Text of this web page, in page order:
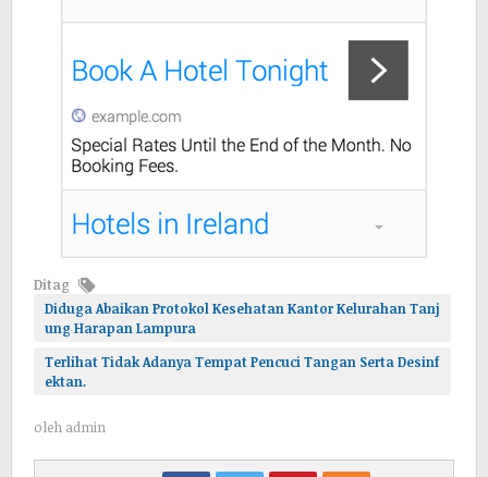
Ditag
Diduga Abaikan Protokol Kesehatan Kantor Kelurahan Tanj
ung Harapan Lampura
Terlihat Tidak Adanya Tempat Pencuci Tangan Serta Desinf
ektan.
oleh admin